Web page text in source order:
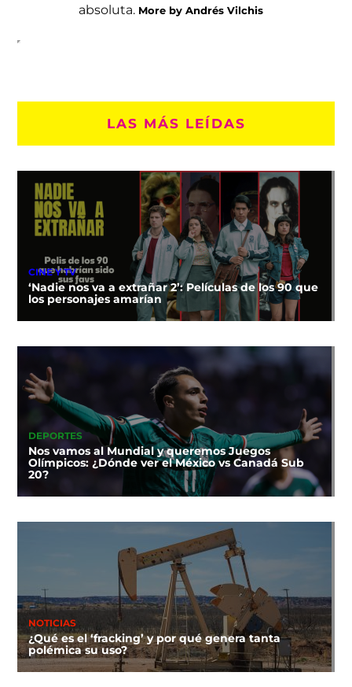
absoluta. More by Andrés Vilchis
LAS MÁS LEÍDAS
CINE Y TV
‘Nadie nos va a extrañar 2’: Películas de los 90 que
los personajes amarían
DEPORTES
Nos vamos al Mundial y queremos Juegos
Olímpicos: ¿Dónde ver el México vs Canadá Sub
20?
NOTICIAS
¿Qué es el ‘fracking’ y por qué genera tanta
polémica su uso?